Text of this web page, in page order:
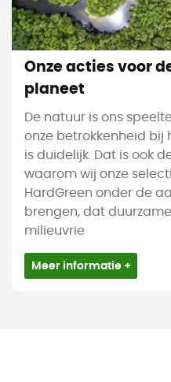
Onze acties voor
planeet
De natuur is ons
onze betrokkenheid bij
is duidelijk. Dat is ook
waarom wij onze
HardGreen onder de
brengen, dat
milieuvrie
Meer informatie +